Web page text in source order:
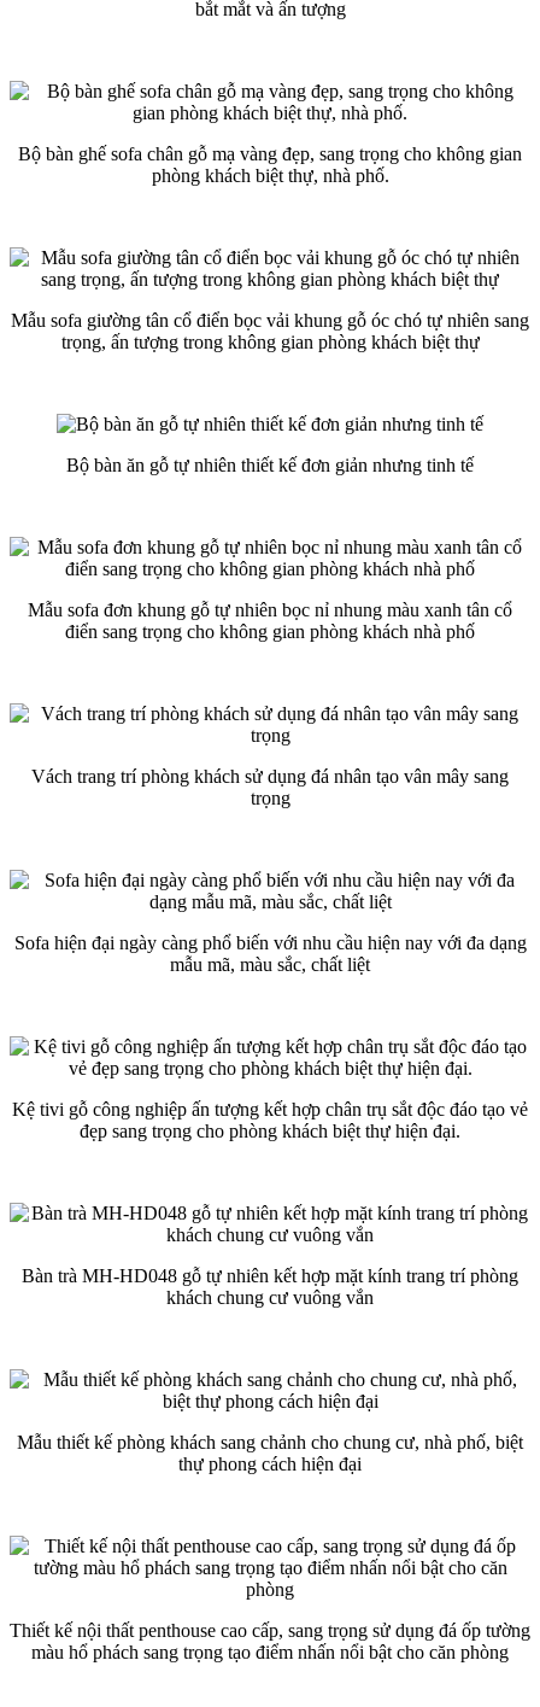
bắt mắt và ấn tượng
Bộ bàn ghế sofa chân gỗ mạ vàng đẹp, sang trọng cho không gian
phòng khách biệt thự, nhà phố.
Mẫu sofa giường tân cổ điển bọc vải khung gỗ óc chó tự nhiên sang
trọng, ấn tượng trong không gian phòng khách biệt thự
Bộ bàn ăn gỗ tự nhiên thiết kế đơn giản nhưng tinh tế
Mẫu sofa đơn khung gỗ tự nhiên bọc nỉ nhung màu xanh tân cổ
điển sang trọng cho không gian phòng khách nhà phố
Vách trang trí phòng khách sử dụng đá nhân tạo vân mây sang
trọng
Sofa hiện đại ngày càng phổ biến với nhu cầu hiện nay với đa dạng
mẫu mã, màu sắc, chất liệt
Kệ tivi gỗ công nghiệp ấn tượng kết hợp chân trụ sắt độc đáo tạo vẻ
đẹp sang trọng cho phòng khách biệt thự hiện đại.
Bàn trà MH-HD048 gỗ tự nhiên kết hợp mặt kính trang trí phòng
khách chung cư vuông vắn
Mẫu thiết kế phòng khách sang chảnh cho chung cư, nhà phố, biệt
thự phong cách hiện đại
Thiết kế nội thất penthouse cao cấp, sang trọng sử dụng đá ốp tường
màu hổ phách sang trọng tạo điểm nhấn nổi bật cho căn phòng